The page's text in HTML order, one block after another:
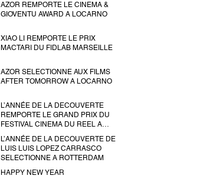
AZOR REMPORTE LE CINEMA &
GIOVENTU AWARD A LOCARNO
XIAO LI REMPORTE LE PRIX
MACTARI DU FIDLAB MARSEILLE
AZOR SELECTIONNE AUX FILMS
AFTER TOMORROW A LOCARNO
L’ANNÉE DE LA DECOUVERTE
REMPORTE LE GRAND PRIX DU
FESTIVAL CINEMA DU REEL A
L’ANNÉE DE LA DECOUVERTE DE
LUIS LUIS LOPEZ CARRASCO
SELECTIONNE A ROTTERDAM
HAPPY NEW YEAR